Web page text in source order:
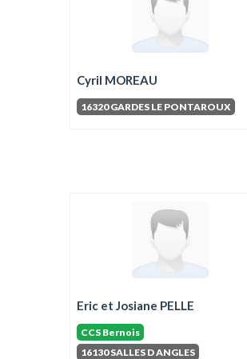
Cyril MOREAU
16320 GARDES LE PONTAROUX
Eric et Josiane PELLE
CCS Bernois
16130 SALLES D ANGLES